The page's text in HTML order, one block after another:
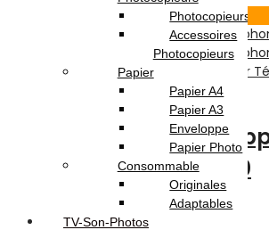
Accessoires Téléphones Divers Pour
Téléphonie & Tablette
Mini trépied pour
téléphone – EP5-360
0sur 5
Photocopieurs A4
Accessoires
Photocopieurs
Papier
Papier A4
Papier A3
Enveloppe
Papier Photo
Consommable
Originales
Adaptables
TV-Son-Photos